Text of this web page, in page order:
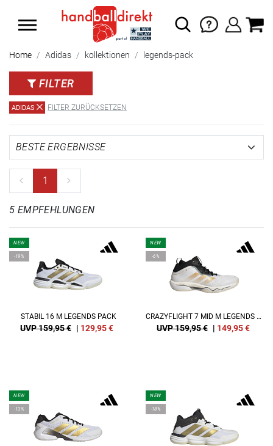
SUMMER SALE: SPARE BIS ZU 65%
Home Adidas kollektionen legends-pack
FILTER
ADIDAS FILTER ZURÜCKSETZEN
1
5 EMPFEHLUNGEN
NEW
-19%
STABIL 16 M LEGENDS PACK
UVP 159,95 € | 129,95€
NEW
-6%
CRAZYFLIGHT 7 MID M LEGENDS PACK
UVP 159,95 € | 149,95€
NEW
-13%
NEW
-18%